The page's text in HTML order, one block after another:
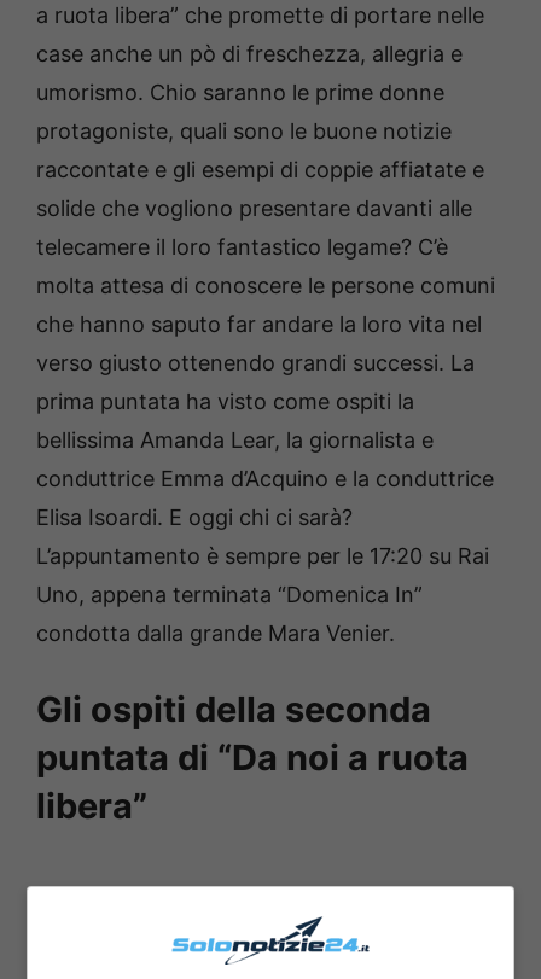
a ruota libera” che promette di portare nelle
case anche un pò di freschezza, allegria e
umorismo. Chio saranno le prime donne
protagoniste, quali sono le buone notizie
raccontate e gli esempi di coppie affiatate e
solide che vogliono presentare davanti alle
telecamere il loro fantastico legame? C’è
molta attesa di conoscere le persone comuni
che hanno saputo far andare la loro vita nel
verso giusto ottenendo grandi successi. La
prima puntata ha visto come ospiti la
bellissima Amanda Lear, la giornalista e
conduttrice Emma d’Acquino e la conduttrice
Elisa Isoardi. E oggi chi ci sarà?
L’appuntamento è sempre per le 17:20 su Rai
Uno, appena terminata “Domenica In”
condotta dalla grande Mara Venier.
Gli ospiti della seconda
puntata di “Da noi a ruota
libera”